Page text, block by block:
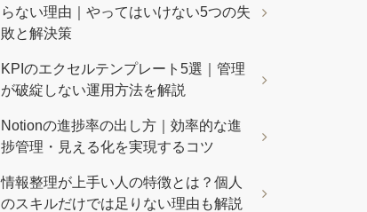
らない理由｜やってはいけない5つの失
敗と解決策
KPIのエクセルテンプレート5選｜管理
が破綻しない運用方法を解説
Notionの進捗率の出し方｜効率的な進
捗管理・見える化を実現するコツ
情報整理が上手い人の特徴とは？個人
のスキルだけでは足りない理由も解説